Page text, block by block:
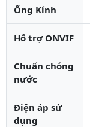
Ống Kính
Hỗ trợ ONVIF
Chuẩn chóng
nước
Điện áp sử
dụng